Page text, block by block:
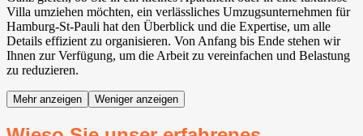
Villa umziehen möchten, ein verlässliches Umzugsunternehmen für
Hamburg-St-Pauli hat den Überblick und die Expertise, um alle
Details effizient zu organisieren. Von Anfang bis Ende stehen wir
Ihnen zur Verfügung, um die Arbeit zu vereinfachen und Belastung
zu reduzieren.
Mehr anzeigen Weniger anzeigen